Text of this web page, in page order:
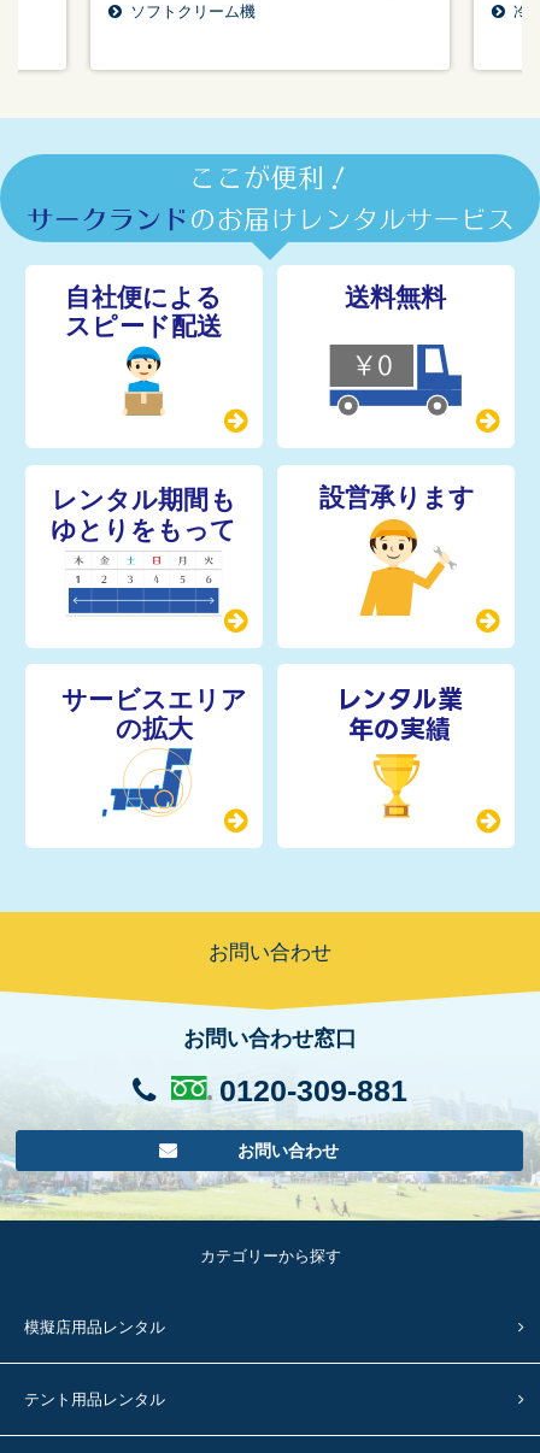
ソフトクリーム機 冷
レンタル業
年の実績
お問い合わせ
お問い合わせ窓口
0120-309-881
お問い合わせ
カテゴリーから探す
模擬店用品レンタル
テント用品レンタル